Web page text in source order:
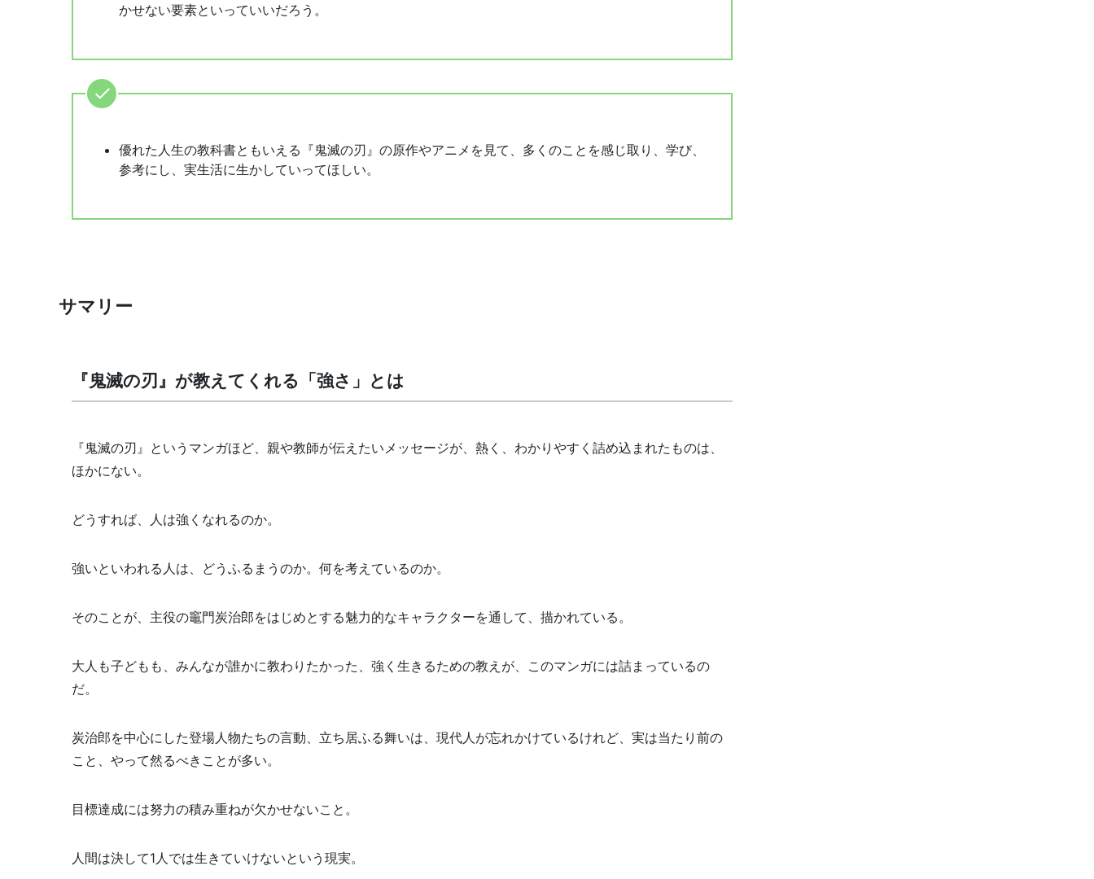
かせない要素といっていいだろう。
優れた人生の教科書ともいえる『鬼滅の刃』の原作やアニメを見て、多くのことを感じ取り、学び、
参考にし、実生活に生かしていってほしい。
サマリー
『鬼滅の刃』が教えてくれる「強さ」とは
『鬼滅の刃』というマンガほど、親や教師が伝えたいメッセージが、熱く、わかりやすく詰め込まれたものは、
ほかにない。
どうすれば、人は強くなれるのか。
強いといわれる人は、どうふるまうのか。何を考えているのか。
そのことが、主役の竈門炭治郎をはじめとする魅力的なキャラクターを通して、描かれている。
大人も子どもも、みんなが誰かに教わりたかった、強く生きるための教えが、このマンガには詰まっているの
だ。
炭治郎を中心にした登場人物たちの言動、立ち居ふる舞いは、現代人が忘れかけているけれど、実は当たり前の
こと、やって然るべきことが多い。
目標達成には努力の積み重ねが欠かせないこと。
人間は決して1人では生きていけないという現実。